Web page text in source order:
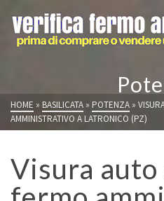
HOME » BASILICATA » POTENZA »
AMMINISTRATIVO A LATRONICO (PZ)
Visura